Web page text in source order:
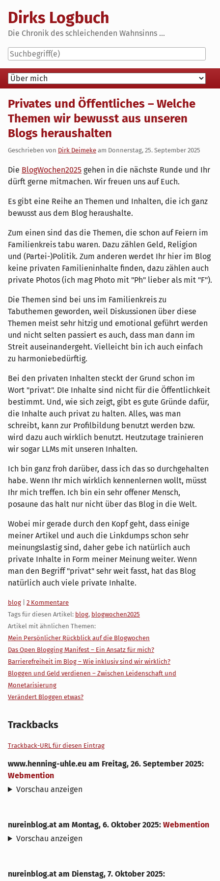
content
Dirks Logbuch
Die Chronik des schleichenden Wahnsinns ...
Navigation
Privates und Öffentliches – Welche
Themen wir bewusst aus unseren
Blogs heraushalten
Geschrieben von Dirk Deimeke am Donnerstag, 25. September 2025
Die BlogWochen2025 gehen in die nächste Runde und Ihr
dürft gerne mitmachen. Wir freuen uns auf Euch.
Es gibt eine Reihe an Themen und Inhalten, die ich ganz
bewusst aus dem Blog heraushalte.
Zum einen sind das die Themen, die schon auf Feiern im
Familienkreis tabu waren. Dazu zählen Geld, Religion
und (Partei-)Politik. Zum anderen werdet Ihr hier im Blog
keine privaten Familieninhalte finden, dazu zählen auch
private Photos (ich mag Photo mit "Ph" lieber als mit "F").
Die Themen sind bei uns im Familienkreis zu
Tabuthemen geworden, weil Diskussionen über diese
Themen meist sehr hitzig und emotional geführt werden
und nicht selten passiert es auch, dass man dann im
Streit auseinandergeht. Vielleicht bin ich auch einfach
zu harmoniebedürftig.
Bei den privaten Inhalten steckt der Grund schon im
Wort "privat". DIe Inhalte sind nicht für die Öffentlichkeit
bestimmt. Und, wie sich zeigt, gibt es gute Gründe dafür,
die Inhalte auch privat zu halten. Alles, was man
schreibt, kann zur Profilbildung benutzt werden bzw.
wird dazu auch wirklich benutzt. Heutzutage trainieren
wir sogar LLMs mit unseren Inhalten.
Ich bin ganz froh darüber, dass ich das so durchgehalten
habe. Wenn Ihr mich wirklich kennenlernen wollt, müsst
Ihr mich treffen. Ich bin ein sehr offener Mensch,
posaune das halt nur nicht über das Blog in die Welt.
Wobei mir gerade durch den Kopf geht, dass einige
meiner Artikel und auch die Linkdumps schon sehr
meinungslastig sind, daher gebe ich natürlich auch
private Inhalte in Form meiner Meinung weiter. Wenn
man den Begriff "privat" sehr weit fasst, hat das Blog
natürlich auch viele private Inhalte.
Kategorien:
blog
2 Kommentare
Tags für diesen Artikel: blog, blogwochen2025
Artikel mit ähnlichen Themen:
Mein Persönlicher Rückblick auf die Blogwochen
Das Open Blogging Manifest – Ein Ansatz für mich?
Barrierefreiheit im Blog – Wie inklusiv sind wir wirklich?
Bloggen und Geld verdienen – Zwischen Leidenschaft und
Monetarisierung
Verändert Bloggen etwas?
Trackbacks
Trackback-URL für diesen Eintrag
www.henning-uhle.eu am Freitag, 26. September 2025:
Webmention
Vorschau anzeigen
nureinblog.at am Montag, 6. Oktober 2025: Webmention
Vorschau anzeigen
nureinblog.at am Dienstag, 7. Oktober 2025: